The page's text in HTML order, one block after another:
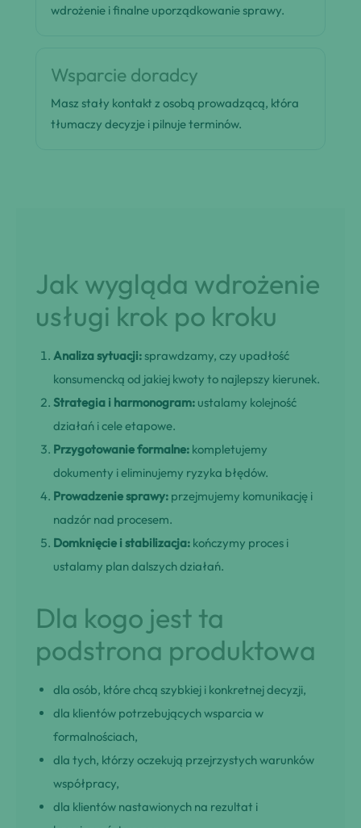
wdrożenie i finalne uporządkowanie sprawy.
Wsparcie doradcy
Masz stały kontakt z osobą prowadzącą, która
tłumaczy decyzje i pilnuje terminów.
Jak wygląda wdrożenie
usługi krok po kroku
Analiza sytuacji: sprawdzamy, czy upadłość
konsumencką od jakiej kwoty to najlepszy kierunek.
Strategia i harmonogram: ustalamy kolejność
działań i cele etapowe.
Przygotowanie formalne: kompletujemy
dokumenty i eliminujemy ryzyka błędów.
Prowadzenie sprawy: przejmujemy komunikację i
nadzór nad procesem.
Domknięcie i stabilizacja: kończymy proces i
ustalamy plan dalszych działań.
Dla kogo jest ta
podstrona produktowa
dla osób, które chcą szybkiej i konkretnej decyzji,
dla klientów potrzebujących wsparcia w
formalnościach,
dla tych, którzy oczekują przejrzystych warunków
współpracy,
dla klientów nastawionych na rezultat i